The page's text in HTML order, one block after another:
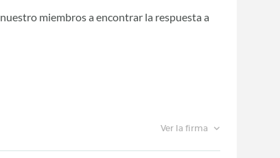
miembros a encontrar la respuesta a
Ver la firma